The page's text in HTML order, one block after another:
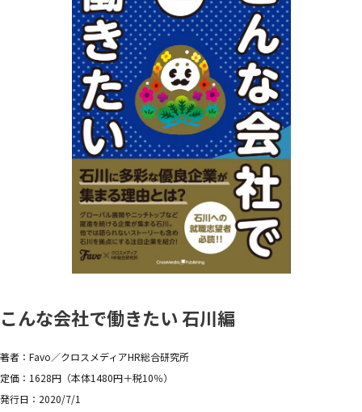
こんな会社で働きたい 石川編
著者：Favo／クロスメディアHR総合研究所
定価：1628円（本体1480円＋税10％）
発行日：2020/7/1